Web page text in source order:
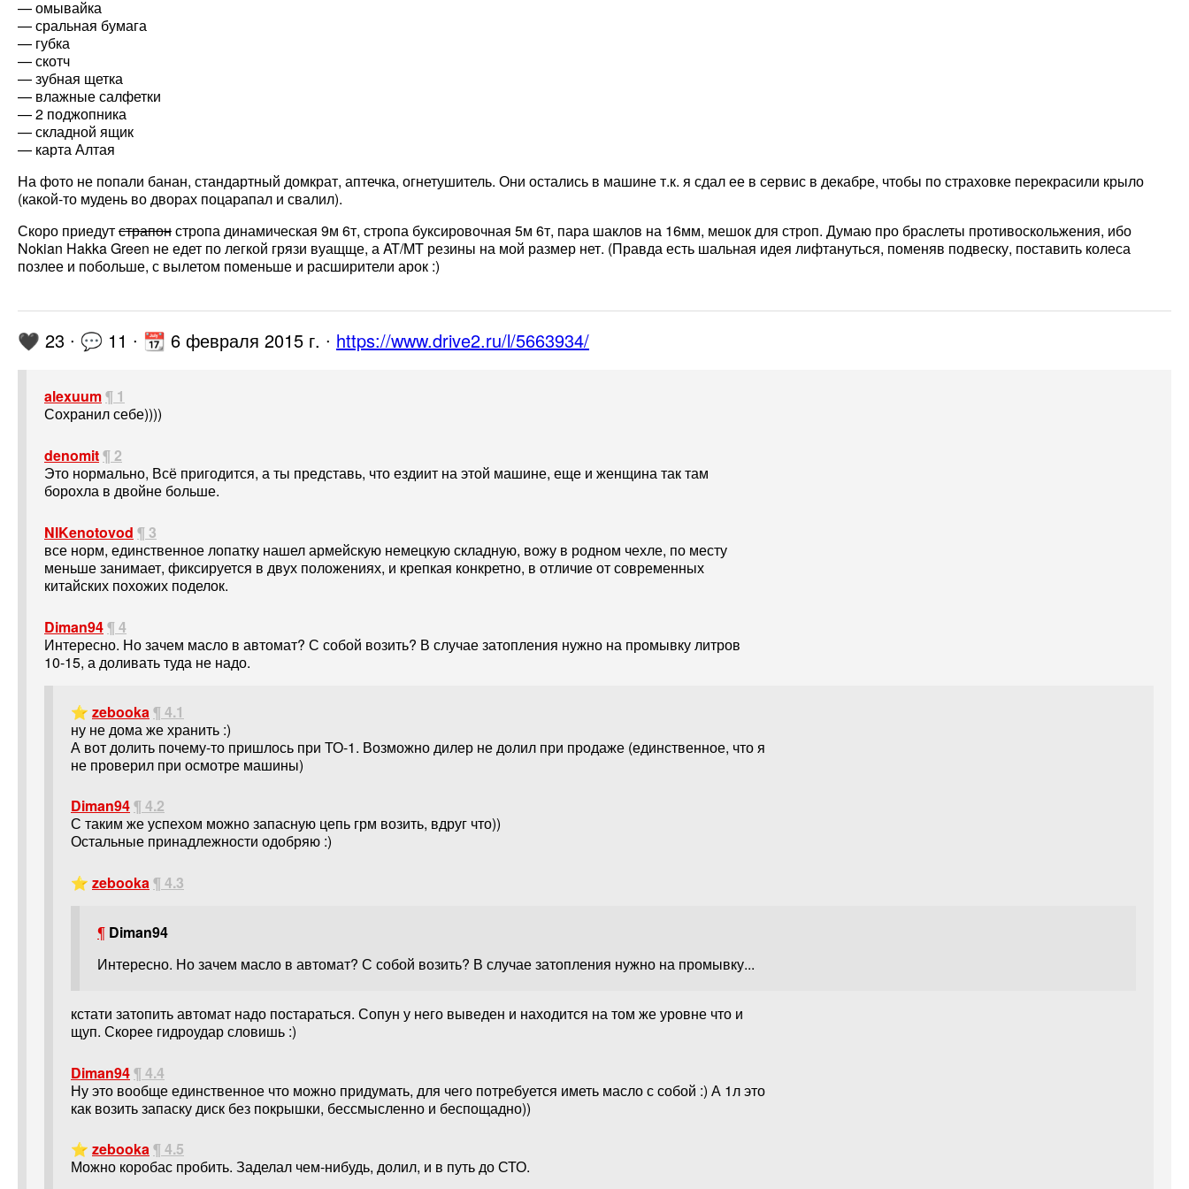
— омывайка
— сральная бумага
— губка
— скотч
— зубная щетка
— влажные салфетки
— 2 поджопника
— складной ящик
— карта Алтая
На фото не попали банан, стандартный домкрат, аптечка, огнетушитель. Они остались в машине т.к. я сдал ее в сервис в декабре, чтобы по страховке перекрасили крыло
(какой-то мудень во дворах поцарапал и свалил).
Скоро приедутстрапонстропа динамическая 9м 6т, стропа буксировочная 5м 6т, пара шаклов на 16мм, мешок для строп. Думаю про браслеты противоскольжения, ибо
Nokian Hakka Green не едет по легкой грязи вуащще, а AT/MT резины на мой размер нет. (Правда есть шальная идея лифтануться, поменяв подвеску, поставить колеса
позлее и побольше, с вылетом поменьше и расширители арок :)
🖤 23 ∙ 💬 11 ∙ 📆 6 февраля 2015 г. ∙ https://www.drive2.ru/l/5663934/
alexuum¶ 1
Сохранил себе))))
denomit¶ 2
Это нормально, Всё пригодится, а ты представь, что ездиит на этой машине, еще и женщина так там
борохла в двойне больше.
NIKenotovod ¶ 3
все норм, единственное лопатку нашел армейскую немецкую складную, вожу в родном чехле, по месту
меньше занимает, фиксируется в двух положениях, и крепкая конкретно, в отличие от современных
китайских похожих поделок.
Diman94¶ 4
Интересно. Но зачем масло в автомат? С собой возить? В случае затопления нужно на промывку литров
10-15, а доливать туда не надо.
⭐ zebooka ¶ 4.1
ну не дома же хранить :)
А вот долить почему-то пришлось при ТО-1. Возможно дилер не долил при продаже (единственное, что я
не проверил при осмотре машины)
Diman94¶ 4.2
С таким же успехом можно запасную цепь грм возить, вдруг что))
Остальные принадлежности одобряю :)
⭐ zebooka¶ 4.3
¶ Diman94
Интересно. Но зачем масло в автомат? С собой возить? В случае затопления нужно на промывку...
кстати затопить автомат надо постараться. Сопун у него выведен и находится на том же уровне что и
щуп. Скорее гидроудар словишь :)
Diman94¶ 4.4
Ну это вообще единственное что можно придумать, для чего потребуется иметь масло с собой :) А 1л это
как возить запаску диск без покрышки, бессмысленно и беспощадно))
⭐ zebooka¶ 4.5
Можно коробас пробить. Заделал чем-нибудь, долил, и в путь до СТО.